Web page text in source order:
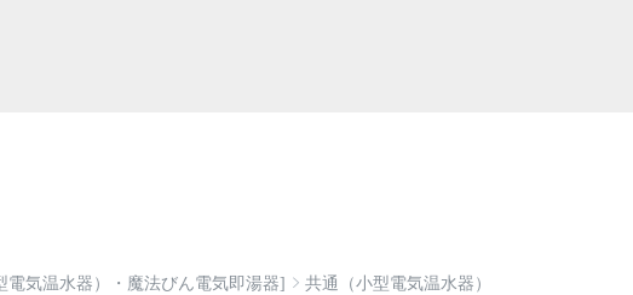
電気温水器）・魔法びん電気即湯器] 共通（小型電気温水器）